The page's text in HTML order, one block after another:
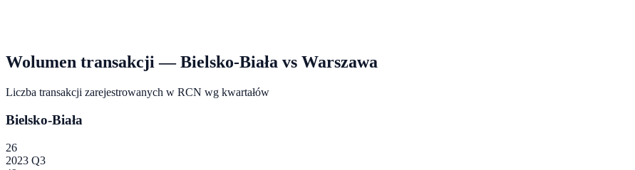
Wolumen transakcji —Bielsko-Biała vs Warszawa
Liczba transakcji zarejestrowanych w RCN wg kwartałów
Bielsko-Biała
26
2023 Q3